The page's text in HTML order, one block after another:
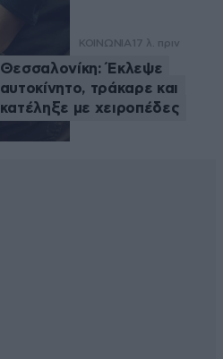
ΚΟΙΝΩΝΙΑ 17 λ. πριν
Θεσσαλονίκη: Έκλεψε
αυτοκίνητο, τράκαρε και
κατέληξε με χειροπέδες